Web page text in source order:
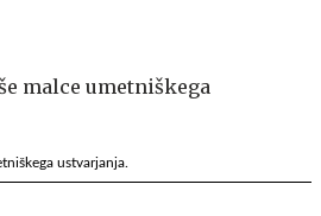
ustvarjanja.